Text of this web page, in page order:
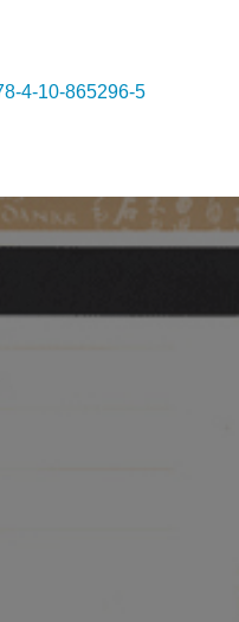
4-10-865296-5